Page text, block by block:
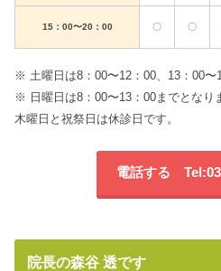
15：00〜20：00 〇 〇
※ 土曜日は8：00〜12：00、13：00〜
※ 日曜日は8：00〜13：00までとなり
木曜日と祝祭日は休診日です。
電話する
院長の森谷 透です